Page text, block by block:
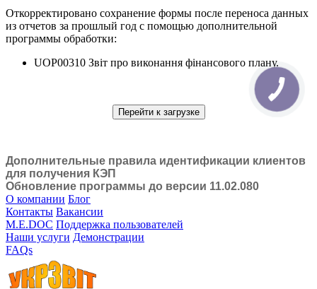
Откорректировано сохранение формы после переноса данных
из отчетов за прошлый год с помощью дополнительной
программы обработки:
UOP00310 Звіт про виконання фінансового плану.
Перейти к загрузке
Дополнительные правила идентификации клиентов
для получения КЭП
Обновление программы до версии 11.02.080
О компании Блог
Контакты Вакансии
M.E.DOC Поддержка пользователей
Наши услуги Демонстрации
FAQs